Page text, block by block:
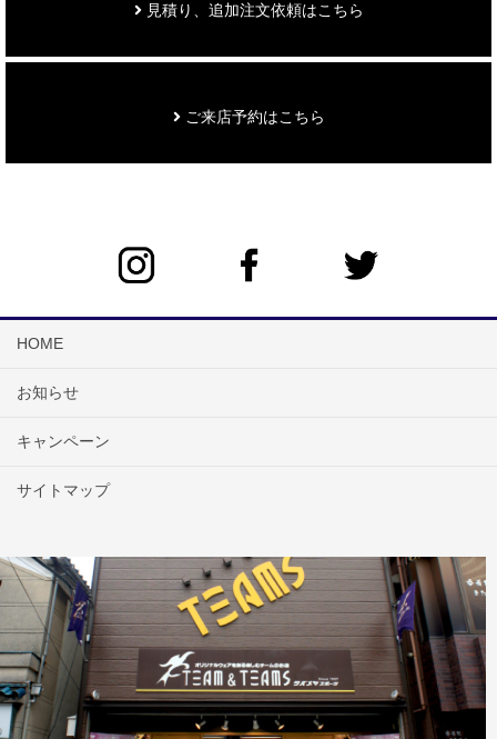
見積り、追加注文依頼はこちら
ご来店予約はこちら
HOME
お知らせ
キャンペーン
サイトマップ